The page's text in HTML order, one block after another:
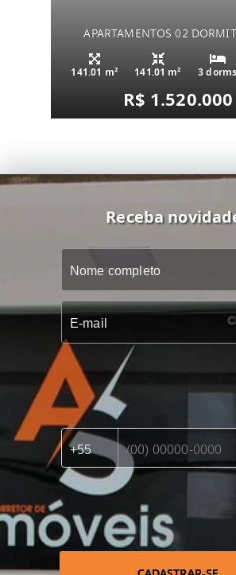
APARTAMENTOS 02
141.01 m² 141.01 m² 3 dorms
R$ 1.520.000
Receba